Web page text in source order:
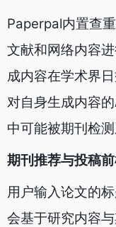
Paperpal内置查
文献和网络内容
成内容在学术界
对自身生成内容
中可能被期刊检
期刊推荐与投稿
用户输入论文的
会基于研究内容